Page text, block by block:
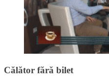
Călător fără bilet